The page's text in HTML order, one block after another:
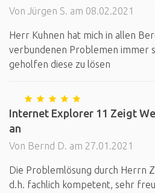
Von Jürgen S. am 08.02.2021
Herr Kuhnen hat mich in allen
verbundenen Problemen immer
geholfen diese zu lösen
Internet Explorer 11 Zeigt
an
Von Bernd D. am 27.01.2021
Die Problemlösung durch Herrn
d.h. fachlich kompetent, sehr